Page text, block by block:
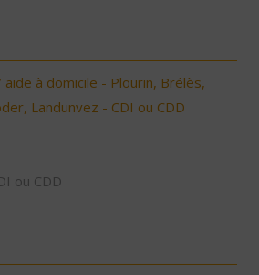
à domicile - Plourin, Brélès,
Landunvez - CDI ou CDD
ou CDD